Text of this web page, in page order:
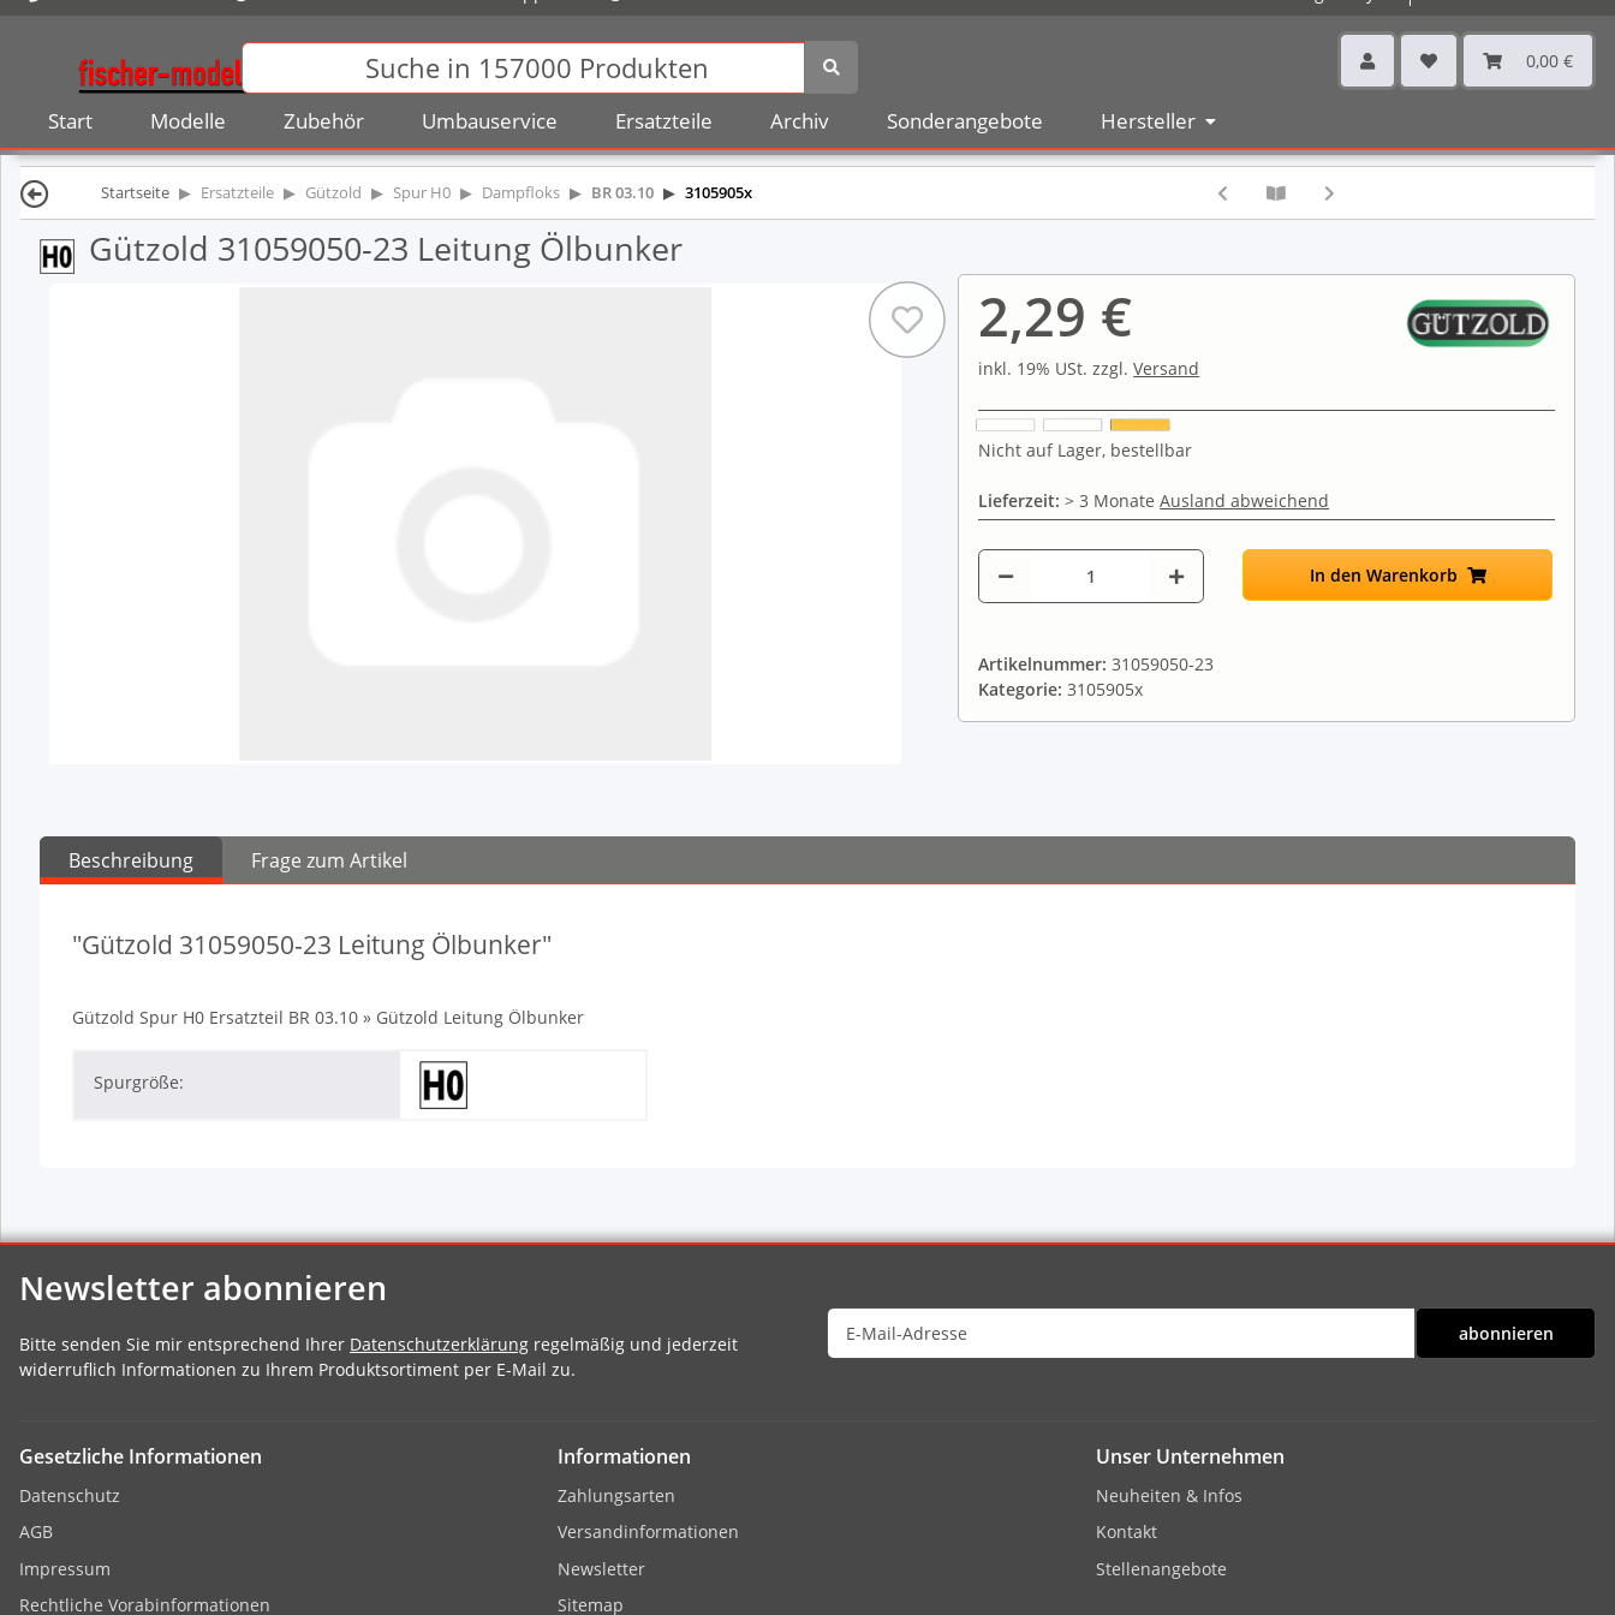
0,00 €
Start Modelle Zubehör Umbauservice Ersatzteile Archiv Sonderangebote Hersteller
Startseite Ersatzteile Gützold Spur H0 Dampfloks BR 03.10 3105905x
Gützold 31059050-23 Leitung Ölbunker
2,29 €
inkl. 19% USt. zzgl.Versand
Nicht auf Lager, bestellbar
Lieferzeit:> 3 MonateAusland abweichend
In den Warenkorb
Artikelnummer:31059050-23
Kategorie:3105905x
Beschreibung Frage zum Artikel
"Gützold 31059050-23 Leitung Ölbunker"
Gützold Spur H0 Ersatzteil BR 03.10 » Gützold Leitung Ölbunker
Spurgröße:
Newsletter abonnieren
Bitte senden Sie mir entsprechend Ihrer Datenschutzerklärung regelmäßig und jederzeit
widerruflich Informationen zu Ihrem Produktsortiment per E-Mail zu.
abonnieren
Gesetzliche Informationen
Datenschutz
AGB
Impressum
Rechtliche Vorabinformationen
Informationen
Zahlungsarten
Versandinformationen
Newsletter
Sitemap
Unser Unternehmen
Neuheiten & Infos
Kontakt
Stellenangebote